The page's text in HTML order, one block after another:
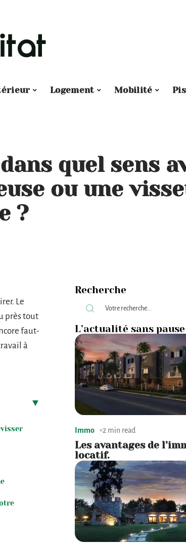
Logement Mobilité
quel sens
ou une
?
Le
près tout
faut-
à
Recherche
L’actualité sans pause
Immo 2 min read
Les avantages de
locatif.